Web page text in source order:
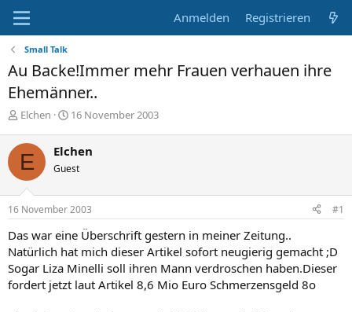
Anmelden Registrieren
Small Talk
Au Backe!Immer mehr Frauen verhauen ihre
Ehemänner..
E
s
t
e
l
l
e
Elchen
E
t
e
l
t
m
16 November 2003
E Elchen
Guest
16 November 2003 #1
Das war eine Überschrift gestern in meiner Zeitung..
Natürlich hat mich dieser Artikel sofort neugierig gemacht ;D
Sogar Liza Minelli soll ihren Mann verdroschen haben.Dieser
fordert jetzt laut Artikel 8,6 Mio Euro Schmerzensgeld 8o